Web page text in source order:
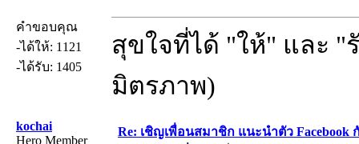
คำขอบคุณ
-ได้ให้: 1121
-ได้รับ: 1405
สุขใจที่ได้ "ให้" และ "
มิตรภาพ)
kochai
Hero Member
Re: เชิญเพื่อนสมาชิก แนะนำตัว Facebook